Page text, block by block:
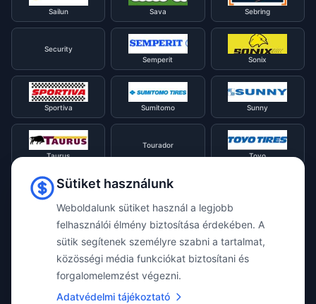
Sailun Sava Sebring
Security
Semperit
Sonix
Sportiva Sumitomo Sunny
Taurus
Tourador
Toyo
Tracmax
Triangle
Viking Voyager
Vredestein
Sütiket használunk
Weboldalunk sütiket használ a legjobb
felhasználói élmény biztosítása érdekében. A
sütik segítenek személyre szabni a tartalmat,
közösségi média funkciókat biztosítani és
forgalomelemzést végezni.
Adatvédelmi tájékoztató